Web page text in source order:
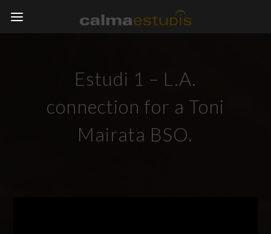
Estudi 1 – L.A.
connection for a Toni
Mairata BSO.